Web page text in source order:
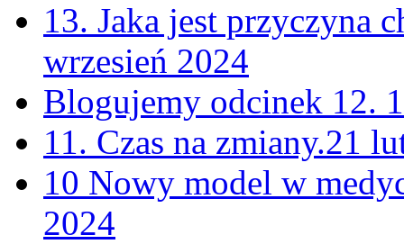
13. Jaka jest przyczyna
wrzesień 2024
Blogujemy odcinek 12.
11. Czas na zmiany.21
10 Nowy model w
2024